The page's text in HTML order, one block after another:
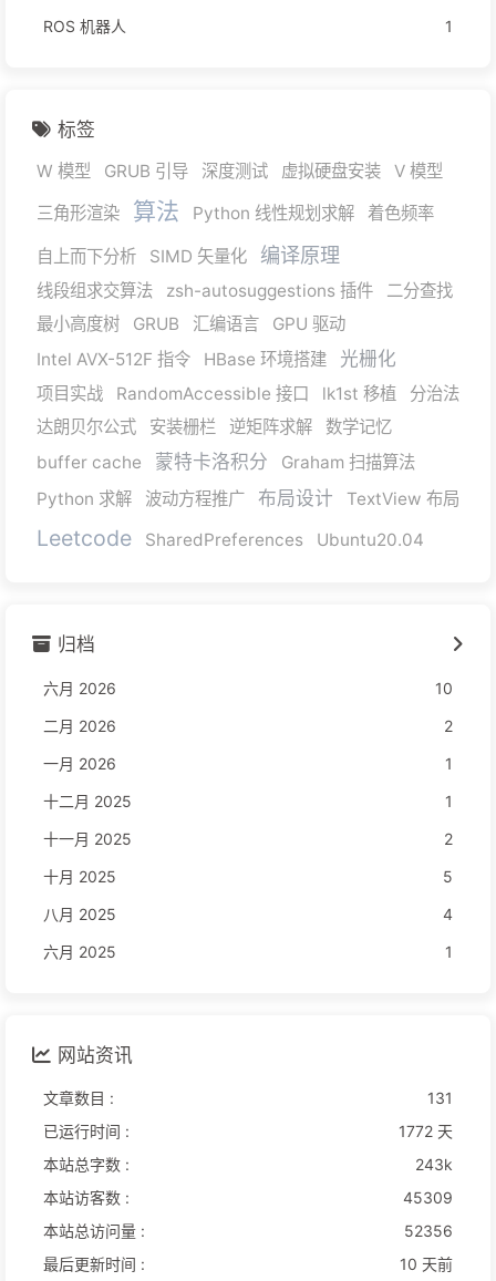
ROS 机器人
1
标签
W 模型 GRUB 引导 深度测试 虚拟硬盘安装
V 模型
三角形渲染
算法 Python 线性规划求解 着色频率
自上而下分析 SIMD 矢量化 编译原理
线段组求交算法 zsh-autosuggestions 插件
二分查找
最小高度树
GRUB 汇编语言
GPU 驱动
Intel AVX-512F 指令
HBase 环境搭建 光栅化
项目实战 RandomAccessible 接口 lk1st 移植
分治法
达朗贝尔公式
安装栅栏 逆矩阵求解
数学记忆
buffer cache
蒙特卡洛积分
Graham 扫描算法
Python 求解
波动方程推广 布局设计 TextView 布局
Leetcode SharedPreferences Ubuntu20.04
归档
六月 2026
10
二月 2026
2
一月 2026
1
十二月 2025
1
十一月 2025
2
十月 2025
5
八月 2025
4
六月 2025
1
网站资讯
文章数目 :
131
已运行时间 :
1772 天
本站总字数 :
243k
本站访客数 :
45309
本站总访问量 :
52356
最后更新时间 :
10 天前